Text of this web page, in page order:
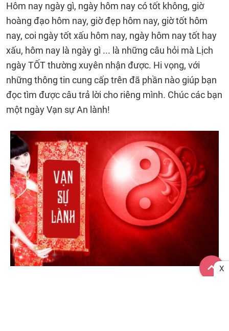
Hôm nay ngày gì, ngày hôm nay có tốt không, giờ
hoàng đạo hôm nay, giờ đẹp hôm nay, giờ tốt hôm
nay, coi ngày tốt xấu hôm nay, ngày hôm nay tốt hay
xấu, hôm nay là ngày gì ... là những câu hỏi mà Lịch
ngày TỐT thường xuyên nhận được. Hi vọng, với
những thông tin cung cấp trên đã phần nào giúp bạn
đọc tìm được câu trả lời cho riêng mình. Chúc các bạn
một ngày Vạn sự An lành!
X